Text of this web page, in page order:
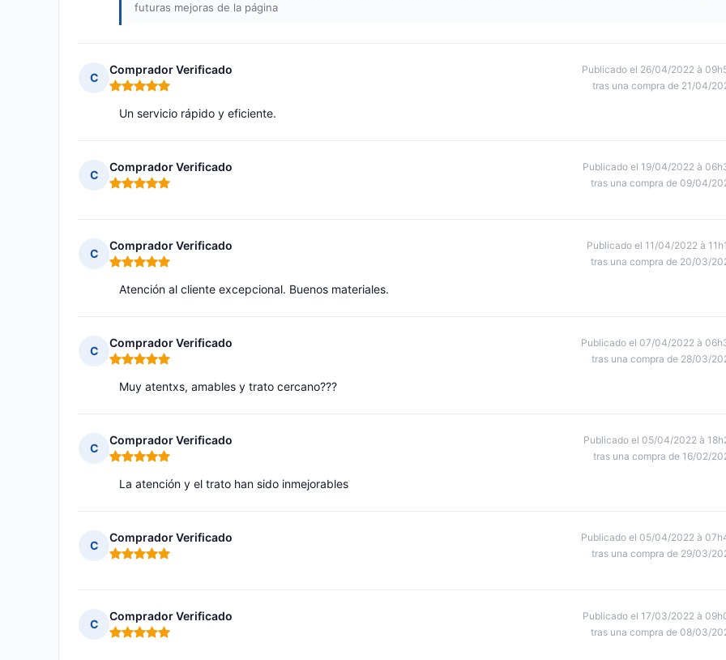
futuras mejoras de la página
C
Comprador Verificado
Nota: 5 de 5
Publicado el 26/04/2022 à
tras una compra de 21/04/
Un servicio rápido y eficiente.
C
Comprador Verificado
Nota: 5 de 5
Publicado el 19/04/2022 à
tras una compra de 09/04/
C
Comprador Verificado
Nota: 5 de 5
Publicado el 11/04/2022 à
tras una compra de 20/03/
Atención al cliente excepcional. Buenos materiales.
C
Comprador Verificado
Nota: 5 de 5
Publicado el 07/04/2022 à
tras una compra de 28/03/
Muy atentxs, amables y trato cercano???
C
Comprador Verificado
Nota: 5 de 5
Publicado el 05/04/2022 à
tras una compra de 16/02/
La atención y el trato han sido inmejorables
C
Comprador Verificado
Nota: 5 de 5
Publicado el 05/04/2022 à
tras una compra de 29/03/
C
Comprador Verificado
Nota: 5 de 5
Publicado el 17/03/2022 à
tras una compra de 08/03/